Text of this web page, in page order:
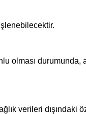
durumunda,
verileri